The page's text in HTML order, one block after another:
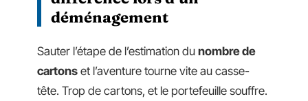
déménagement
Sauter l’étape de l’estimation du nombre de
cartons et l’aventure tourne vite au casse-
tête. Trop de cartons, et le portefeuille souffre.